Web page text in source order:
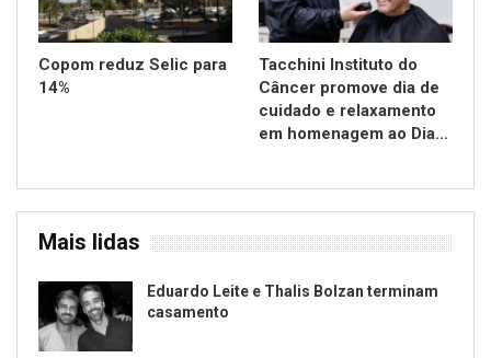
Copom reduz Selic para
14%
Tacchini Instituto do
Câncer promove dia de
cuidado e relaxamento
em homenagem ao Dia…
Mais lidas
Eduardo Leite e Thalis Bolzan terminam
casamento